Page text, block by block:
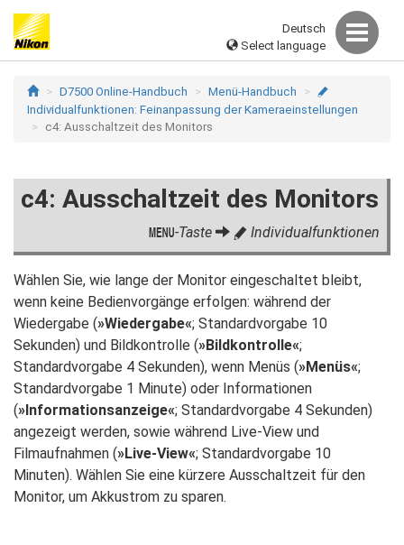
Deutsch
Select language
D7500 Online-Handbuch Menü-Handbuch A
Individualfunktionen: Feinanpassung der Kameraeinstellungen
c4: Ausschaltzeit des Monitors
c4: Ausschaltzeit des Monitors
G-Taste A Individualfunktionen
Wählen Sie, wie lange der Monitor eingeschaltet bleibt,
wenn keine Bedienvorgänge erfolgen: während der
Wiedergabe (»Wiedergabe«; Standardvorgabe 10
Sekunden) und Bildkontrolle (»Bildkontrolle«;
Standardvorgabe 4 Sekunden), wenn Menüs (»Menüs«;
Standardvorgabe 1 Minute) oder Informationen
(»Informationsanzeige«; Standardvorgabe 4 Sekunden)
angezeigt werden, sowie während Live-View und
Filmaufnahmen (»Live-View«; Standardvorgabe 10
Minuten). Wählen Sie eine kürzere Ausschaltzeit für den
Monitor, um Akkustrom zu sparen.